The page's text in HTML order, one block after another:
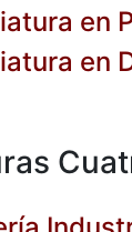
en
en